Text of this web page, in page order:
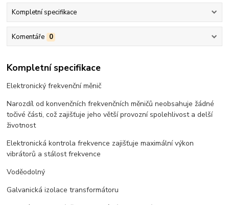
Kompletní specifikace
Komentáře 0
Kompletní specifikace
Elektronický frekvenční měnič
Narozdíl od konvenčních frekvenčních měničů neobsahuje žádné
točivé části, což zajišťuje jeho větší provozní spolehlivost a delší
životnost
Elektronická kontrola frekvence zajišťuje maximální výkon
vibrátorů a stálost frekvence
Voděodolný
Galvanická izolace transformátoru